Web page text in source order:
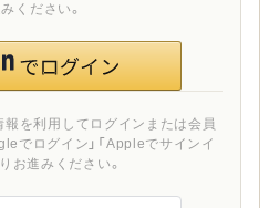
を利用してログインまたは会員
でログイン」「Appleでサインイ
お進みください。
ください。